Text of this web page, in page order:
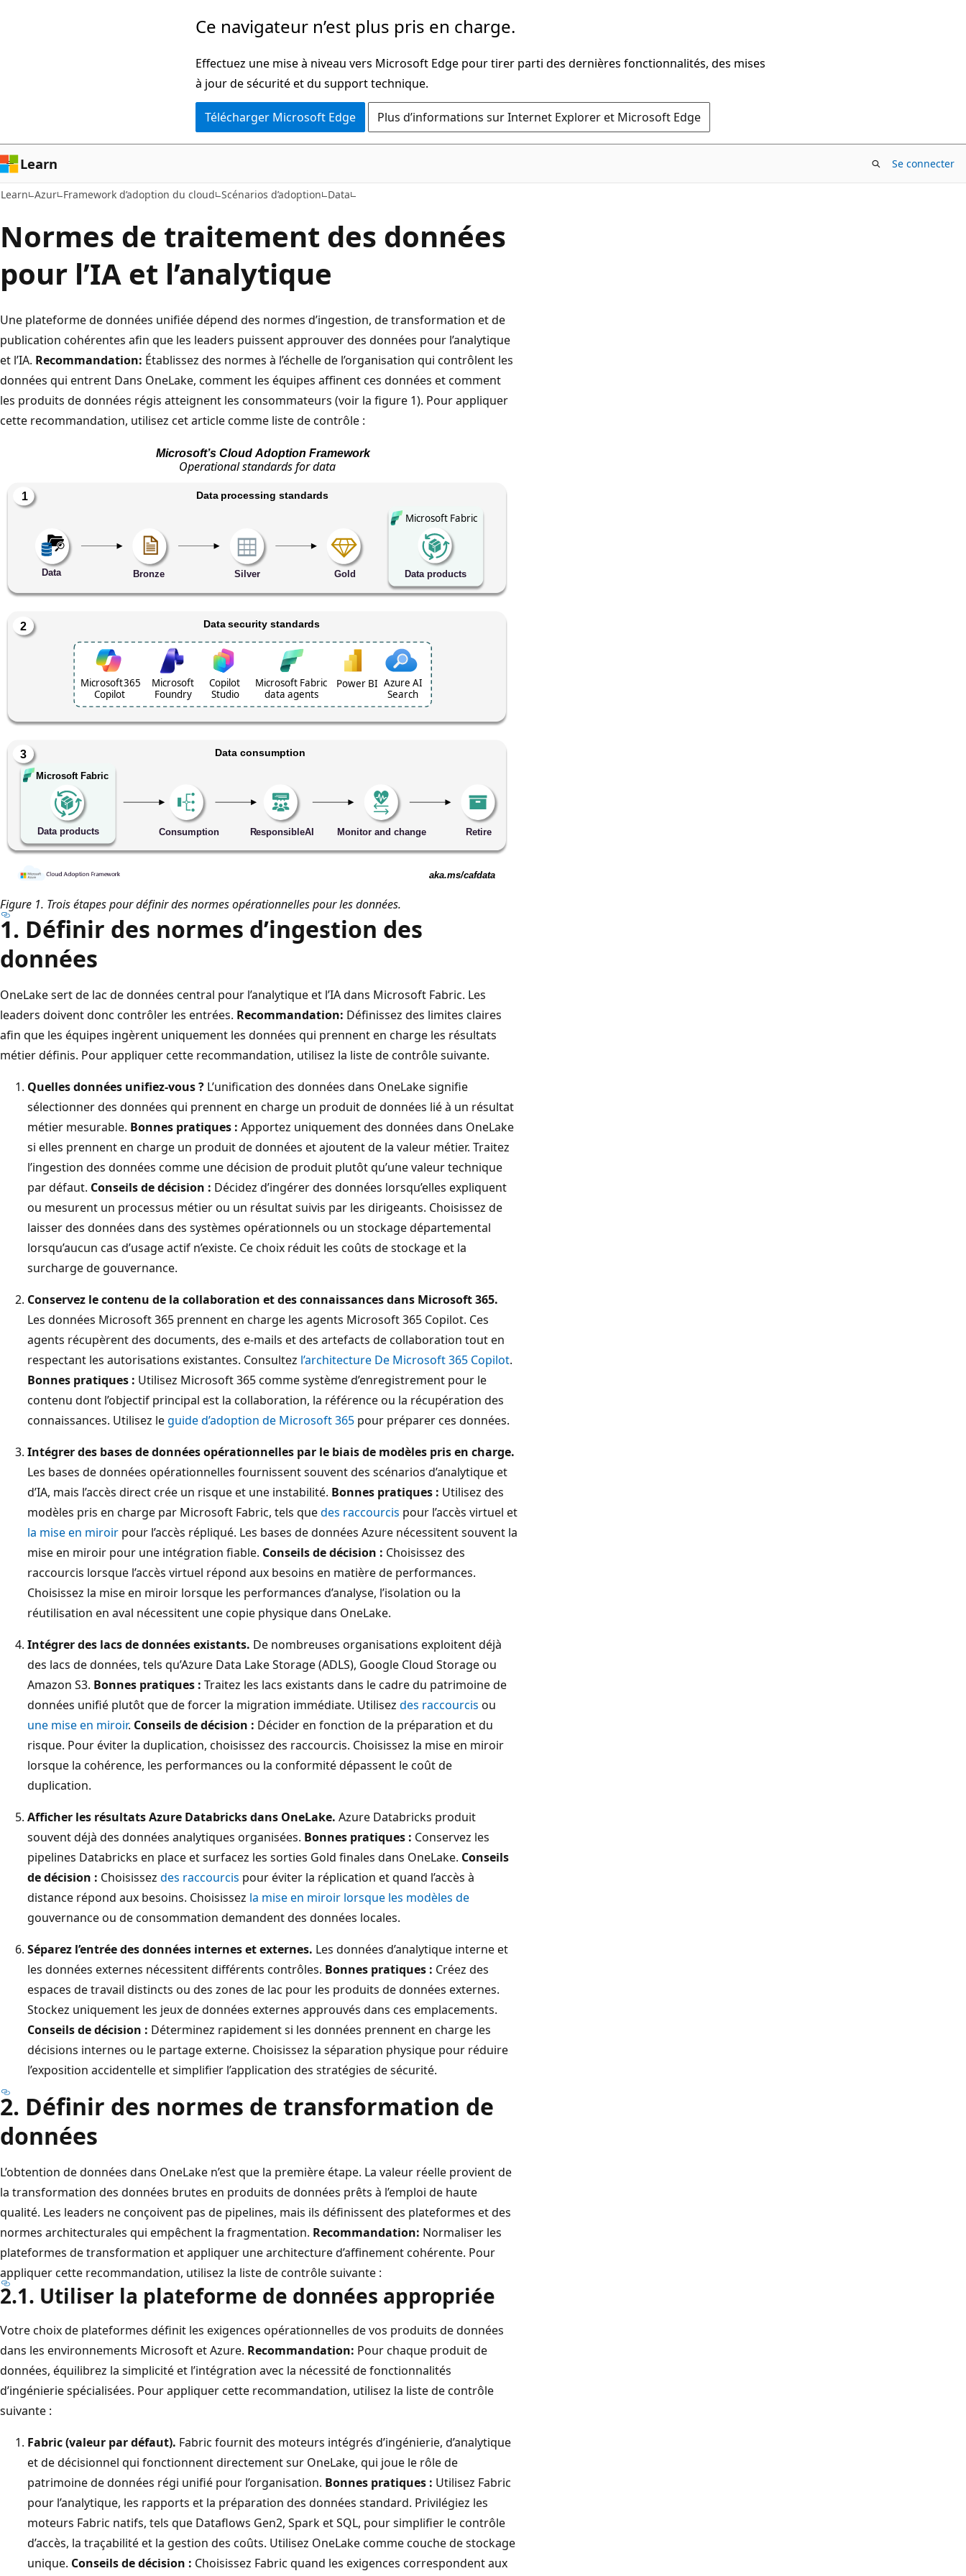
Ce navigateur n’est plus pris en charge.
Effectuez une mise à niveau vers Microsoft Edge pour tirer parti des dernières fonctionnalités, des mises
à jour de sécurité et du support technique.
Télécharger Microsoft Edge Plus d’informations sur Internet Explorer et Microsoft Edge
Learn Se connecter
Learn Azur Framework d’adoption du cloud Scénarios d’adoption Data
Normes de traitement des données
pour l’IA et l’analytique
Une plateforme de données unifiée dépend des normes d’ingestion, de transformation et de
publication cohérentes afin que les leaders puissent approuver des données pour l’analytique
et l’IA. Recommandation: Établissez des normes à l’échelle de l’organisation qui contrôlent les
données qui entrent Dans OneLake, comment les équipes affinent ces données et comment
les produits de données régis atteignent les consommateurs (voir la figure 1). Pour appliquer
cette recommandation, utilisez cet article comme liste de contrôle :
Figure 1. Trois étapes pour définir des normes opérationnelles pour les données.
1. Définir des normes d’ingestion des
données
OneLake sert de lac de données central pour l’analytique et l’IA dans Microsoft Fabric. Les
leaders doivent donc contrôler les entrées. Recommandation: Définissez des limites claires
afin que les équipes ingèrent uniquement les données qui prennent en charge les résultats
métier définis. Pour appliquer cette recommandation, utilisez la liste de contrôle suivante.
Quelles données unifiez-vous ? L’unification des données dans OneLake signifie
sélectionner des données qui prennent en charge un produit de données lié à un résultat
métier mesurable. Bonnes pratiques : Apportez uniquement des données dans OneLake
si elles prennent en charge un produit de données et ajoutent de la valeur métier. Traitez
l’ingestion des données comme une décision de produit plutôt qu’une valeur technique
par défaut. Conseils de décision : Décidez d’ingérer des données lorsqu’elles expliquent
ou mesurent un processus métier ou un résultat suivis par les dirigeants. Choisissez de
laisser des données dans des systèmes opérationnels ou un stockage départemental
lorsqu’aucun cas d’usage actif n’existe. Ce choix réduit les coûts de stockage et la
surcharge de gouvernance.
Conservez le contenu de la collaboration et des connaissances dans Microsoft 365.
Les données Microsoft 365 prennent en charge les agents Microsoft 365 Copilot. Ces
agents récupèrent des documents, des e-mails et des artefacts de collaboration tout en
respectant les autorisations existantes. Consultez l’architecture De Microsoft 365 Copilot.
Bonnes pratiques : Utilisez Microsoft 365 comme système d’enregistrement pour le
contenu dont l’objectif principal est la collaboration, la référence ou la récupération des
connaissances. Utilisez leguide d’adoption de Microsoft 365 pour préparer ces données.
Intégrer des bases de données opérationnelles par le biais de modèles pris en charge.
Les bases de données opérationnelles fournissent souvent des scénarios d’analytique et
d’IA, mais l’accès direct crée un risque et une instabilité. Bonnes pratiques : Utilisez des
modèles pris en charge par Microsoft Fabric, tels quedes raccourcis pour l’accès virtuel et
la mise en miroir pour l’accès répliqué. Les bases de données Azure nécessitent souvent la
mise en miroir pour une intégration fiable. Conseils de décision : Choisissez des
raccourcis lorsque l’accès virtuel répond aux besoins en matière de performances.
Choisissez la mise en miroir lorsque les performances d’analyse, l’isolation ou la
réutilisation en aval nécessitent une copie physique dans OneLake.
Intégrer des lacs de données existants. De nombreuses organisations exploitent déjà
des lacs de données, tels qu’Azure Data Lake Storage (ADLS), Google Cloud Storage ou
Amazon S3. Bonnes pratiques : Traitez les lacs existants dans le cadre du patrimoine de
données unifié plutôt que de forcer la migration immédiate. Utilisez des raccourcis ou
une mise en miroir. Conseils de décision : Décider en fonction de la préparation et du
risque. Pour éviter la duplication, choisissez des raccourcis. Choisissez la mise en miroir
lorsque la cohérence, les performances ou la conformité dépassent le coût de
duplication.
Afficher les résultats Azure Databricks dans OneLake. Azure Databricks produit
souvent déjà des données analytiques organisées. Bonnes pratiques : Conservez les
pipelines Databricks en place et surfacez les sorties Gold finales dans OneLake. Conseils
de décision : Choisissez des raccourcis pour éviter la réplication et quand l’accès à
distance répond aux besoins. Choisissez la mise en miroir lorsque les modèles de
gouvernance ou de consommation demandent des données locales.
Séparez l’entrée des données internes et externes. Les données d’analytique interne et
les données externes nécessitent différents contrôles. Bonnes pratiques : Créez des
espaces de travail distincts ou des zones de lac pour les produits de données externes.
Stockez uniquement les jeux de données externes approuvés dans ces emplacements.
Conseils de décision : Déterminez rapidement si les données prennent en charge les
décisions internes ou le partage externe. Choisissez la séparation physique pour réduire
l’exposition accidentelle et simplifier l’application des stratégies de sécurité.
2. Définir des normes de transformation de
données
L’obtention de données dans OneLake n’est que la première étape. La valeur réelle provient de
la transformation des données brutes en produits de données prêts à l’emploi de haute
qualité. Les leaders ne conçoivent pas de pipelines, mais ils définissent des plateformes et des
normes architecturales qui empêchent la fragmentation. Recommandation: Normaliser les
plateformes de transformation et appliquer une architecture d’affinement cohérente. Pour
appliquer cette recommandation, utilisez la liste de contrôle suivante :
2.1. Utiliser la plateforme de données appropriée
Votre choix de plateformes définit les exigences opérationnelles de vos produits de données
dans les environnements Microsoft et Azure. Recommandation: Pour chaque produit de
données, équilibrez la simplicité et l’intégration avec la nécessité de fonctionnalités
d’ingénierie spécialisées. Pour appliquer cette recommandation, utilisez la liste de contrôle
suivante :
Fabric (valeur par défaut). Fabric fournit des moteurs intégrés d’ingénierie, d’analytique
et de décisionnel qui fonctionnent directement sur OneLake, qui joue le rôle de
patrimoine de données régi unifié pour l’organisation. Bonnes pratiques : Utilisez Fabric
pour l’analytique, les rapports et la préparation des données standard. Privilégiez les
moteurs Fabric natifs, tels que Dataflows Gen2, Spark et SQL, pour simplifier le contrôle
d’accès, la traçabilité et la gestion des coûts. Utilisez OneLake comme couche de stockage
unique. Conseils de décision : Choisissez Fabric quand les exigences correspondent aux